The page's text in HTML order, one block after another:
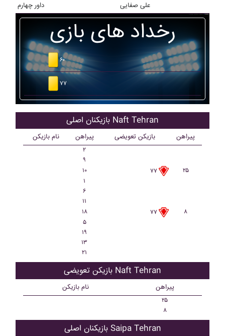
داور چهارم
علی صفایی
رخداد های بازی
۶۰
۷۷
بازیکنان اصلی Naft Tehran
نام بازیکن پیراهن بازیکن تعویضی پیراهن
۲
۹
۱۰
۷۷
۲۵
۱
۶
۱۱
۱۸
۷۷
۸
۵
۱۹
۱۳
۲۱
بازیکن تعویضی Naft Tehran
نام بازیکن پیراهن
۲۵
۸
بازیکنان اصلی Saipa Tehran